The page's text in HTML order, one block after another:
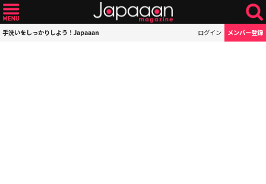
手洗いをしっかりしよう！Japaaan ログイン メンバー登録